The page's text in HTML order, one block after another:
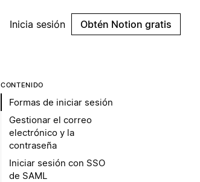
Inicia sesión Obtén Notion gratis
CONTENIDO
Formas de iniciar sesión
Gestionar el correo
electrónico y la
contraseña
Iniciar sesión con SSO
de SAML